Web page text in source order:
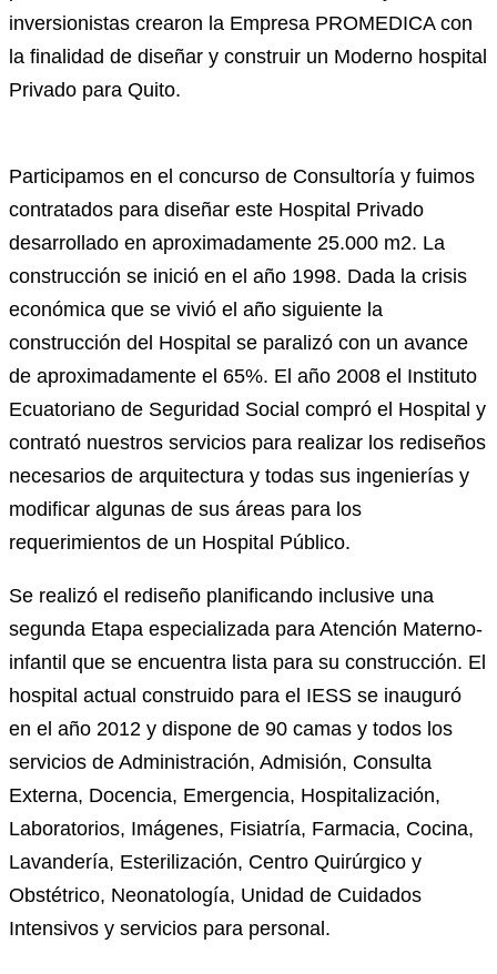
inversionistas crearon la Empresa PROMEDICA con
la finalidad de diseñar y construir un Moderno hospital
Privado para Quito.
Participamos en el concurso de Consultoría y fuimos
contratados para diseñar este Hospital Privado
desarrollado en aproximadamente 25.000 m2. La
construcción se inició en el año 1998. Dada la crisis
económica que se vivió el año siguiente la
construcción del Hospital se paralizó con un avance
de aproximadamente el 65%. El año 2008 el Instituto
Ecuatoriano de Seguridad Social compró el Hospital y
contrató nuestros servicios para realizar los rediseños
necesarios de arquitectura y todas sus ingenierías y
modificar algunas de sus áreas para los
requerimientos de un Hospital Público.
Se realizó el rediseño planificando inclusive una
segunda Etapa especializada para Atención Materno-
infantil que se encuentra lista para su construcción. El
hospital actual construido para el IESS se inauguró
en el año 2012 y dispone de 90 camas y todos los
servicios de Administración, Admisión, Consulta
Externa, Docencia, Emergencia, Hospitalización,
Laboratorios, Imágenes, Fisiatría, Farmacia, Cocina,
Lavandería, Esterilización, Centro Quirúrgico y
Obstétrico, Neonatología, Unidad de Cuidados
Intensivos y servicios para personal.